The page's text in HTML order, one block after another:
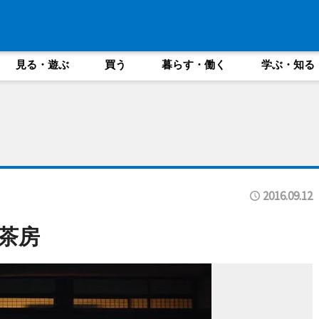
見る・遊ぶ 買う 暮らす・働く 学ぶ・知る
2016.09.12
房